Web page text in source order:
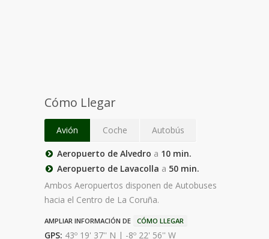
Cómo Llegar
Avión Coche Autobús
Aeropuerto de Alvedro a 10 min.
Aeropuerto de Lavacolla a 50 min.
Ambos Aeropuertos disponen de Autobuses
hacia el Centro de La Coruña.
AMPLIAR INFORMACIÓN DE CÓMO LLEGAR
GPS: 43º 19' 37'' N | -8º 22' 56'' W